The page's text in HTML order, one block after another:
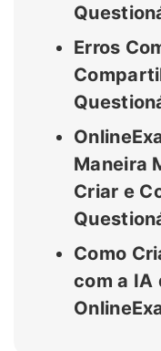
Erros
Maneira
Criar e
Como
com a IA